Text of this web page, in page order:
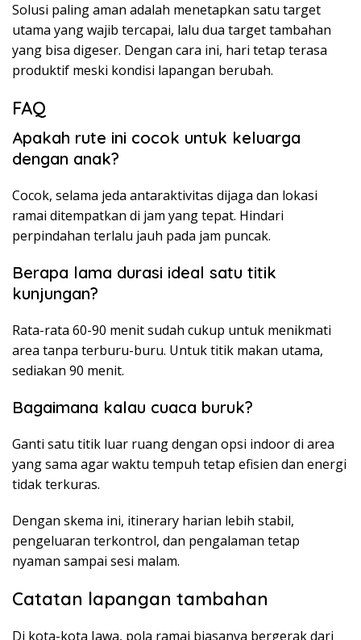
Solusi paling aman adalah menetapkan satu target
utama yang wajib tercapai, lalu dua target tambahan
yang bisa digeser. Dengan cara ini, hari tetap terasa
produktif meski kondisi lapangan berubah.
FAQ
Apakah rute ini cocok untuk keluarga
dengan anak?
Cocok, selama jeda antaraktivitas dijaga dan lokasi
ramai ditempatkan di jam yang tepat. Hindari
perpindahan terlalu jauh pada jam puncak.
Berapa lama durasi ideal satu titik
kunjungan?
Rata-rata 60-90 menit sudah cukup untuk menikmati
area tanpa terburu-buru. Untuk titik makan utama,
sediakan 90 menit.
Bagaimana kalau cuaca buruk?
Ganti satu titik luar ruang dengan opsi indoor di area
yang sama agar waktu tempuh tetap efisien dan energi
tidak terkuras.
Dengan skema ini, itinerary harian lebih stabil,
pengeluaran terkontrol, dan pengalaman tetap
nyaman sampai sesi malam.
Catatan lapangan tambahan
Di kota-kota Jawa, pola ramai biasanya bergerak dari